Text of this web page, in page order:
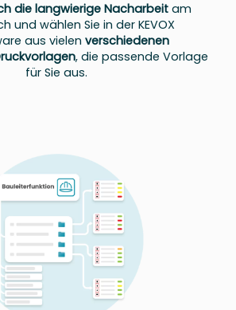
die langwierige Nacharbeitam
und wählen Sie in der KEVOX
aus vielen verschiedenen
, die passende Vorlage
für Sie aus.